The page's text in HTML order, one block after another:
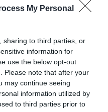
My Personal
sharing to third parties, or
information for
use the below opt-out
Please note that after your
may continue seeing
information utilized by
to third parties prior to
Illes Balears para el
2029
se marca como objetivos
de la delegación,
de socios y estrechar la
con agentes sanitarios y
lógica